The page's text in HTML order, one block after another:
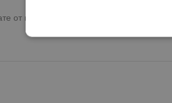
от предоставената опция за преглед